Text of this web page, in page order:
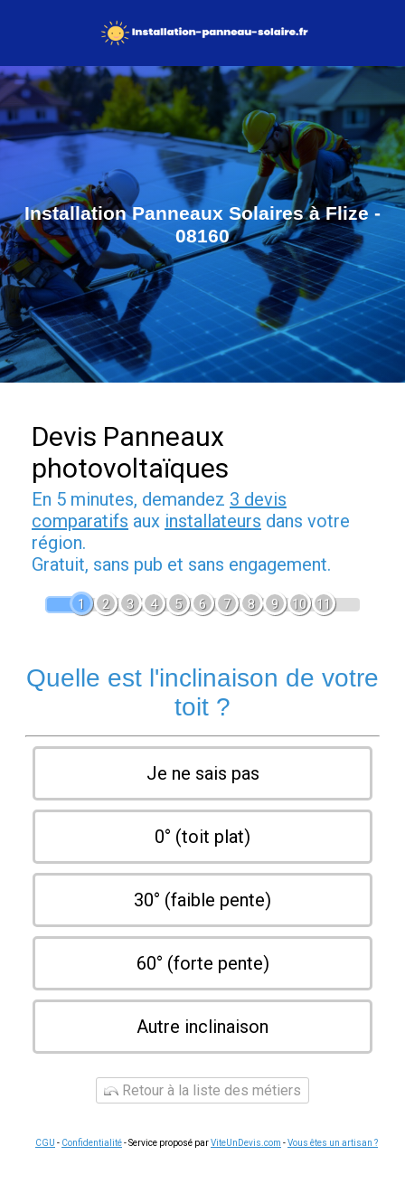
Installation Panneaux Solaires à Flize -
08160
Devis Panneaux
photovoltaïques
En 5 minutes, demandez 3 devis
comparatifs aux installateurs dans votre
région.
Gratuit, sans pub et sans engagement.
1 2 3 4 5 6 7 8 9 10 11
Quelle est l'inclinaison de votre
toit ?
Je ne sais pas
0° (toit plat)
30° (faible pente)
60° (forte pente)
Autre inclinaison
Retour à la liste des métiers
CGU - Confidentialité- Service proposé parViteUnDevis.com -Vous êtes un artisan ?